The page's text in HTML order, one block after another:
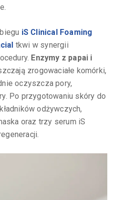
iS Clinical Foaming
tkwi w synergii
Enzymy z papai i
zrogowaciałe komórki,
oczyszcza pory,
Po przygotowaniu skóry do
odżywczych,
oraz trzy serum iS